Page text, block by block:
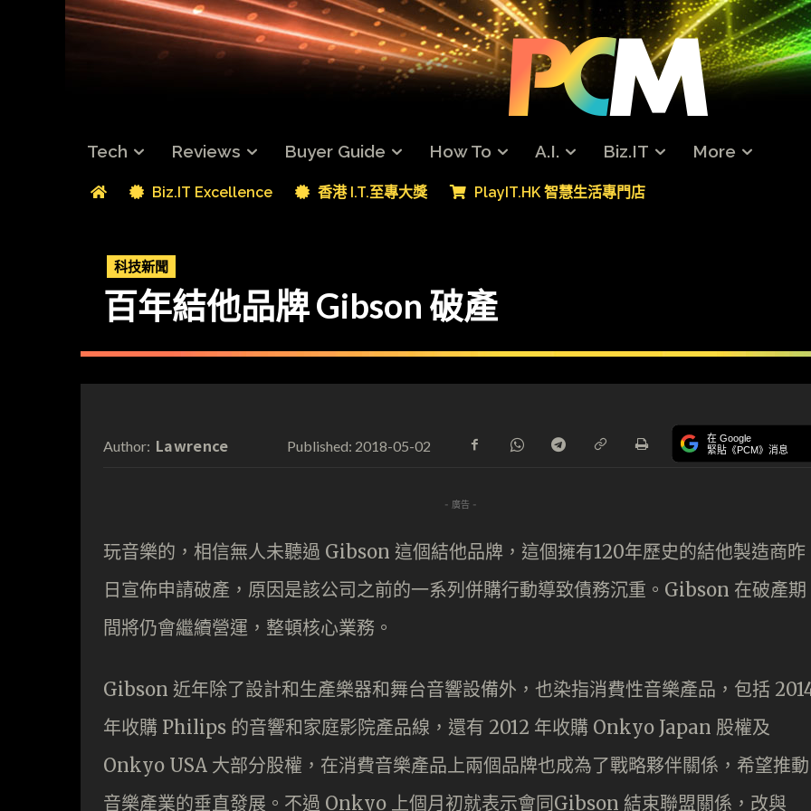
Tech Reviews Buyer Guide How To A.I. Biz.IT More
Biz.IT Excellence 香港 I.T.至專大獎 PlayIT.HK 智慧生活專門店
科技新聞
百年結他品牌 Gibson 破產
Author: Lawrence Published: 2018-05-02 在 Google
緊貼《PCM》消息
- 廣告 -
玩音樂的，相信無人未聽過 Gibson 這個結他品牌，這個擁有120年歷史的結他製造商昨
日宣佈申請破產，原因是該公司之前的一系列併購行動導致債務沉重。Gibson 在破產期
間將仍會繼續營運，整頓核心業務。
Gibson 近年除了設計和生產樂器和舞台音響設備外，也染指消費性音樂產品，包括
年收購 Philips 的音響和家庭影院產品線，還有 2012 年收購 Onkyo Japan 股權及
Onkyo USA 大部分股權，在消費音樂產品上兩個品牌也成為了戰略夥伴關係，希望推動
音樂產業的垂直發展。不過 Onkyo 上個月初就表示會同Gibson 結束聯盟關係，改與